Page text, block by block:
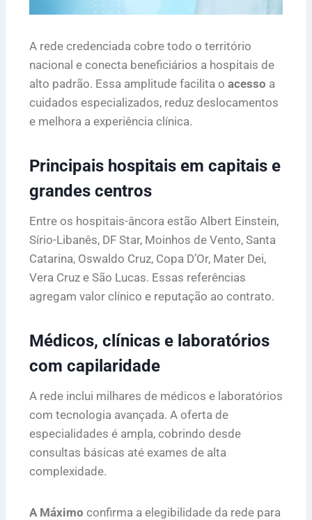
A rede credenciada cobre todo o território
nacional e conecta beneficiários a hospitais de
alto padrão. Essa amplitude facilita o acesso a
cuidados especializados, reduz deslocamentos
e melhora a experiência clínica.
Principais hospitais em capitais e
grandes centros
Entre os hospitais-âncora estão Albert Einstein,
Sírio-Libanês, DF Star, Moinhos de Vento, Santa
Catarina, Oswaldo Cruz, Copa D’Or, Mater Dei,
Vera Cruz e São Lucas. Essas referências
agregam valor clínico e reputação ao contrato.
Médicos, clínicas e laboratórios
com capilaridade
A rede inclui milhares de médicos e laboratórios
com tecnologia avançada. A oferta de
especialidades é ampla, cobrindo desde
consultas básicas até exames de alta
complexidade.
A Máximo confirma a elegibilidade da rede para